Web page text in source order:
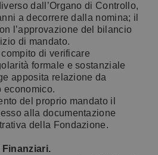
dall’Organo di Controllo,
a decorrere dalla nomina; il
l’approvazione del bilancio
di mandato.
di verificare
formale e sostanziale
apposita relazione da
economico.
del proprio mandato il
alla documentazione
della Fondazione.